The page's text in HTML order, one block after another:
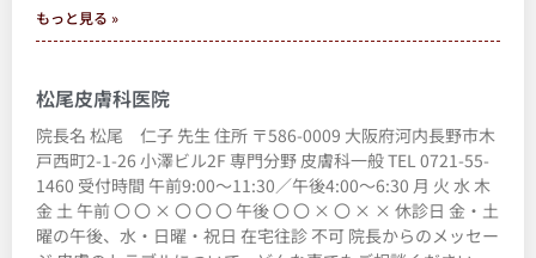
もっと見る »
松尾皮膚科医院
院長名 松尾 仁子 先生 住所 〒586-0009 大阪府河内長野市木
戸西町2-1-26 小澤ビル2F 専門分野 皮膚科一般 TEL 0721-55-
1460 受付時間 午前9:00～11:30／午後4:00～6:30 月 火 水 木
金 土 午前 〇 〇 × 〇 〇 〇 午後 〇 〇 × 〇 × × 休診日 金・土
曜の午後、水・日曜・祝日 在宅往診 不可 院長からのメッセー